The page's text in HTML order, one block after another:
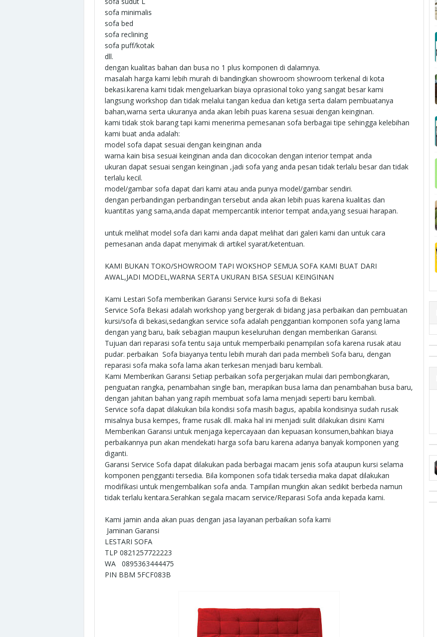
sofa minimalis
sofa bed
sofa reclining
sofa puff/kotak
dll.
dengan kualitas bahan dan busa no 1 plus komponen di dalamnya.
masalah harga kami lebih murah di bandingkan showroom showroom terkenal di kota
bekasi.karena kami tidak mengeluarkan biaya oprasional toko yang sangat besar kami
langsung workshop dan tidak melalui tangan kedua dan ketiga serta dalam pembuatanya
bahan,warna serta ukuranya anda akan lebih puas karena sesuai dengan keinginan.
kami tidak stok barang tapi kami menerima pemesanan sofa berbagai tipe sehingga kelebihan
kami buat anda adalah:
model sofa dapat sesuai dengan keinginan anda
warna kain bisa sesuai keinginan anda dan dicocokan dengan interior tempat anda
ukuran dapat sesuai sengan keinginan ,jadi sofa yang anda pesan tidak terlalu besar dan tidak
terlalu kecil.
model/gambar sofa dapat dari kami atau anda punya model/gambar sendiri.
dengan perbandingan perbandingan tersebut anda akan lebih puas karena kualitas dan
kuantitas yang sama,anda dapat mempercantik interior tempat anda,yang sesuai harapan.
untuk melihat model sofa dari kami anda dapat melihat dari galeri kami dan untuk cara
pemesanan anda dapat menyimak di artikel syarat/ketentuan.
KAMI BUKAN TOKO/SHOWROOM TAPI WOKSHOP SEMUA SOFA KAMI BUAT DARI
AWAL,JADI MODEL,WARNA SERTA UKURAN BISA SESUAI KEINGINAN
Kami Lestari Sofa memberikan Garansi Service kursi sofa di Bekasi
Service Sofa Bekasi adalah workshop yang bergerak di bidang jasa perbaikan dan pembuatan
kursi/sofa di bekasi,sedangkan service sofa adalah penggantian komponen sofa yang lama
dengan yang baru, baik sebagian maupun keseluruhan dengan memberikan Garansi.
Tujuan dari reparasi sofa tentu saja untuk memperbaiki penampilan sofa karena rusak atau
pudar. perbaikan Sofa biayanya tentu lebih murah dari pada membeli Sofa baru, dengan
reparasi sofa maka sofa lama akan terkesan menjadi baru kembali.
Kami Memberikan Garansi Setiap perbaikan sofa pergerjakan mulai dari pembongkaran,
penguatan rangka, penambahan single ban, merapikan busa lama dan penambahan busa baru,
dengan jahitan bahan yang rapih membuat sofa lama menjadi seperti baru kembali.
Service sofa dapat dilakukan bila kondisi sofa masih bagus, apabila kondisinya sudah rusak
misalnya busa kempes, frame rusak dll. maka hal ini menjadi sulit dilakukan disini Kami
Memberikan Garansi untuk menjaga kepercayaan dan kepuasan konsumen,bahkan biaya
perbaikannya pun akan mendekati harga sofa baru karena adanya banyak komponen yang
diganti.
Garansi Service Sofa dapat dilakukan pada berbagai macam jenis sofa ataupun kursi selama
komponen pengganti tersedia. Bila komponen sofa tidak tersedia maka dapat dilakukan
modifikasi untuk mengembalikan sofa anda. Tampilan mungkin akan sedikit berbeda namun
tidak terlalu kentara.Serahkan segala macam service/Reparasi Sofa anda kepada kami.
Kami jamin anda akan puas dengan jasa layanan perbaikan sofa kami
Jaminan Garansi
LESTARI SOFA
TLP 0821257722223
WA 0895363444475
PIN BBM 5FCF083B